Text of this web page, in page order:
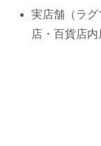
実店舗（ラ
店・百貨店内